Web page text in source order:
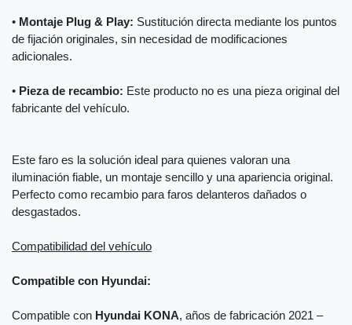
• Montaje Plug & Play: Sustitución directa mediante los puntos
de fijación originales, sin necesidad de modificaciones
adicionales.
• Pieza de recambio: Este producto no es una pieza original del
fabricante del vehículo.
Este faro es la solución ideal para quienes valoran una
iluminación fiable, un montaje sencillo y una apariencia original.
Perfecto como recambio para faros delanteros dañados o
desgastados.
Compatibilidad del vehículo
Compatible con Hyundai:
Compatible con Hyundai KONA, años de fabricación 2021 –